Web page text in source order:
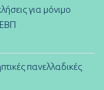
για μόνιμο
πανελλαδικές